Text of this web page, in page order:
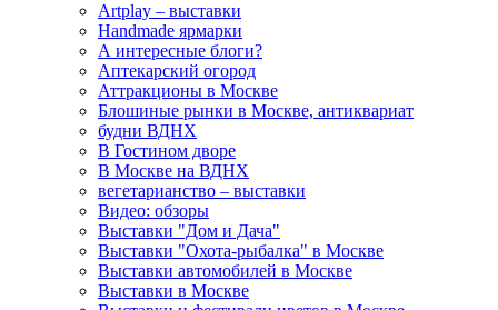
Artplay – выставки
Handmade ярмарки
А интересные блоги?
Аптекарский огород
Аттракционы в Москве
Блошиные рынки в Москве, антиквариат
будни ВДНХ
В Гостином дворе
В Москве на ВДНХ
вегетарианство – выставки
Видео: обзоры
Выставки "Дом и Дача"
Выставки "Охота-рыбалка" в Москве
Выставки автомобилей в Москве
Выставки в Москве